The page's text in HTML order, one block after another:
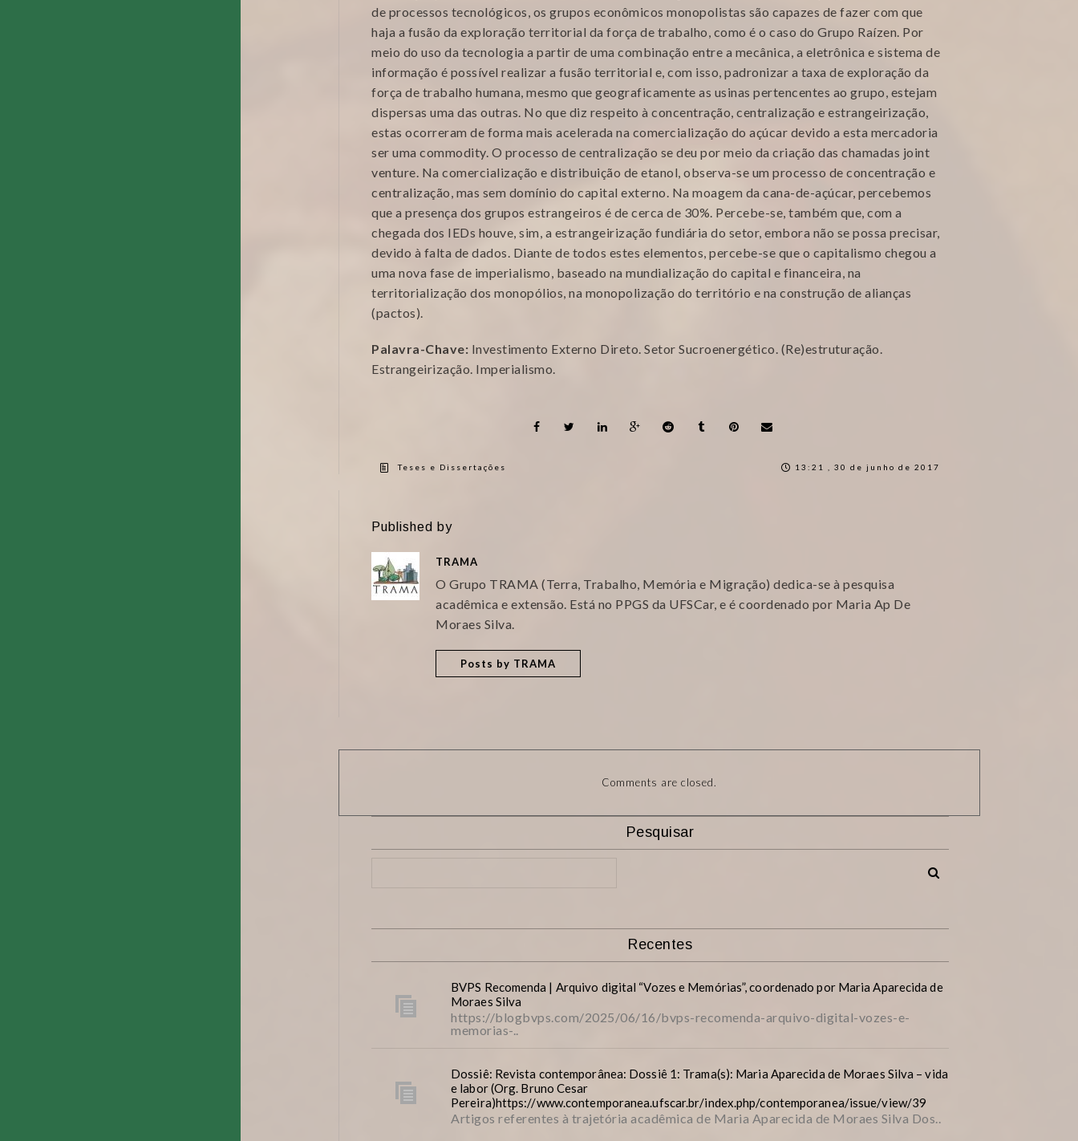
de processos tecnológicos, os grupos econômicos monopolistas são capazes de fazer com que
haja a fusão da exploração territorial da força de trabalho, como é o caso do Grupo Raízen. Por
meio do uso da tecnologia a partir de uma combinação entre a mecânica, a eletrônica e sistema de
informação é possível realizar a fusão territorial e, com isso, padronizar a taxa de exploração da
força de trabalho humana, mesmo que geograficamente as usinas pertencentes ao grupo, estejam
dispersas uma das outras. No que diz respeito à concentração, centralização e estrangeirização,
estas ocorreram de forma mais acelerada na comercialização do açúcar devido a esta mercadoria
ser uma commodity. O processo de centralização se deu por meio da criação das chamadas joint
venture. Na comercialização e distribuição de etanol, observa-se um processo de concentração e
centralização, mas sem domínio do capital externo. Na moagem da cana-de-açúcar, percebemos
que a presença dos grupos estrangeiros é de cerca de 30%. Percebe-se, também que, com a
chegada dos IEDs houve, sim, a estrangeirização fundiária do setor, embora não se possa precisar,
devido à falta de dados. Diante de todos estes elementos, percebe-se que o capitalismo chegou a
uma nova fase de imperialismo, baseado na mundialização do capital e financeira, na
territorialização dos monopólios, na monopolização do território e na construção de alianças
(pactos).
Palavra-Chave: Investimento Externo Direto. Setor Sucroenergético. (Re)estruturação.
Estrangeirização. Imperialismo.
Teses e Dissertações 13:21 , 30 de junho de 2017
Published by
TRAMA
O Grupo TRAMA (Terra, Trabalho, Memória e Migração) dedica-se à pesquisa
acadêmica e extensão. Está no PPGS da UFSCar, e é coordenado por Maria Ap De
Moraes Silva.
Posts by TRAMA
Comments are closed.
Pesquisar
Recentes
BVPS Recomenda | Arquivo digital “Vozes e Memórias”, coordenado por Maria Aparecida de
Moraes Silva
https://blogbvps.com/2025/06/16/bvps-recomenda-arquivo-digital-vozes-e-
memorias-..
Dossiê: Revista contemporânea: Dossiê 1: Trama(s): Maria Aparecida de Moraes Silva – vida
e labor (Org. Bruno Cesar
Pereira)https://www.contemporanea.ufscar.br/index.php/contemporanea/issue/view/39
Artigos referentes à trajetória acadêmica de Maria Aparecida de Moraes Silva Dos..